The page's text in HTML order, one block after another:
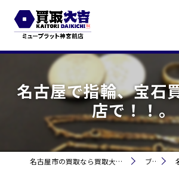
名古屋で指輪、宝石
店で！！。
名古屋市の買取なら買取大吉 ミュープラット神宮前 ブログ